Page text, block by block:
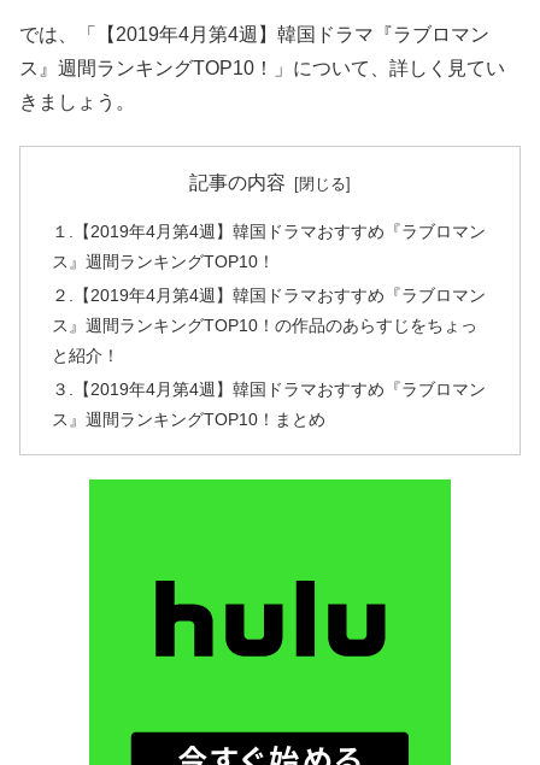
では、「【2019年4月第4週】韓国ドラマ『ラブロマン
ス』週間ランキングTOP10！」について、詳しく見てい
きましょう。
記事の内容
１.【2019年4月第4週】韓国ドラマおすすめ『ラブロマン
ス』週間ランキングTOP10！
２.【2019年4月第4週】韓国ドラマおすすめ『ラブロマン
ス』週間ランキングTOP10！の作品のあらすじをちょっ
と紹介！
３.【2019年4月第4週】韓国ドラマおすすめ『ラブロマン
ス』週間ランキングTOP10！まとめ